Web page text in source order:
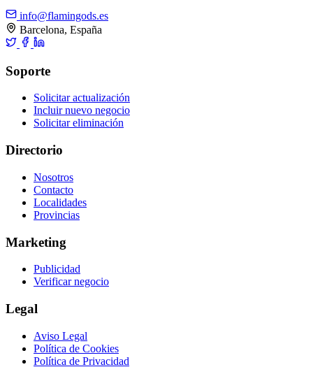
info@flamingods.es
Barcelona, España
Soporte
Solicitar actualización
Incluir nuevo negocio
Solicitar eliminación
Directorio
Nosotros
Contacto
Localidades
Provincias
Marketing
Publicidad
Verificar negocio
Legal
Aviso Legal
Política de Cookies
Política de Privacidad